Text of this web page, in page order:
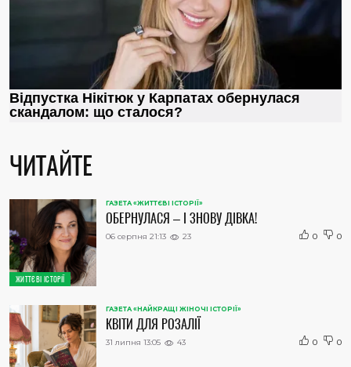
ЧИТАЙТЕ
ЖИТТЄВІ ІСТОРІЇ
ГАЗЕТА «ЖИТТЄВІ ІСТОРІЇ»
ОБЕРНУЛАСЯ – І ЗНОВУ ДІВКА!
06 серпня 21:13 23 0 0
ГАЗЕТА «НАЙКРАЩІ ЖІНОЧІ ІСТОРІЇ»
КВІТИ ДЛЯ РОЗАЛІЇ
31 липня 13:05 43 0 0